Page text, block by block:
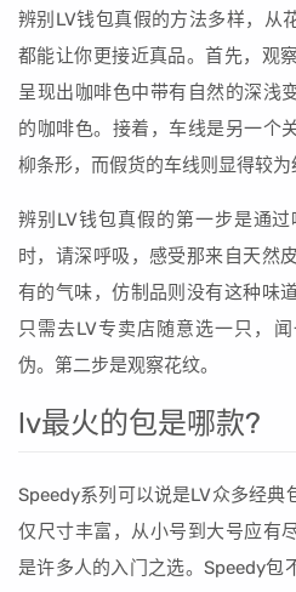
辨别LV钱包真假的方法多样，从
都能让你更接近真品。首先，观
呈现出咖啡色中带有自然的深浅
的咖啡色。接着，车线是另一个
柳条形，而假货的车线则显得较为
辨别LV钱包真假的第一步是通
时，请深呼吸，感受那来自天然
有的气味，仿制品则没有这种味
只需去LV专卖店随意选一只，
伪。第二步是观察花纹。
lv最火的包是哪款?
Speedy系列可以说是LV众多经典
仅尺寸丰富，从小号到大号应有
是许多人的入门之选。Speedy包